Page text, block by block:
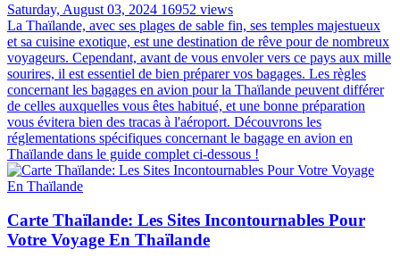
Saturday, August 03, 2024 16952 views
La Thaïlande, avec ses plages de sable fin, ses temples majestueux
et sa cuisine exotique, est une destination de rêve pour de nombreux
voyageurs. Cependant, avant de vous envoler vers ce pays aux mille
sourires, il est essentiel de bien préparer vos bagages. Les règles
concernant les bagages en avion pour la Thaïlande peuvent différer
de celles auxquelles vous êtes habitué, et une bonne préparation
vous évitera bien des tracas à l'aéroport. Découvrons les
réglementations spécifiques concernant le bagage en avion en
Thaïlande dans le guide complet ci-dessous !
Carte Thaïlande: Les Sites Incontournables Pour
Votre Voyage En Thaïlande